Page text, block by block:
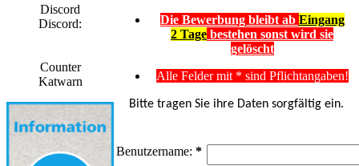
Discord
Discord:
Counter
Katwarn
Die Bewerbung bleibt ab Eingang
2 Tage bestehen sonst wird sie
gelöscht
Alle Felder mit * sind Pflichtangaben!
Bitte tragen Sie ihre Daten sorgfältig ein.
Benutzername: *